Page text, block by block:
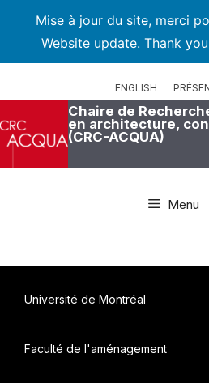
Mise à jour du site, merci
Website update. Thank
ENGLISH
Chaire de
en architecture,
(CRC-ACQUA)
Menu
Université de Montréal
Faculté de l'aménagement